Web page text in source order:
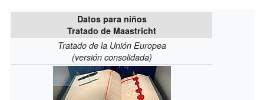
Datos para niños
Tratado de Maastricht
Tratado de la Unión Europea
(versión consolidada)